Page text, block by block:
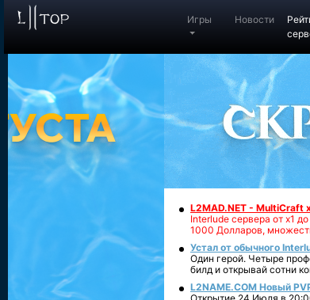
Игры Новости
L2MAD.NET -
Interlude сервера от х1
1000 Долларов,
Устал от обычного
Один герой. Четыре
билд и открывай сотни
L2NAME.COM Новый